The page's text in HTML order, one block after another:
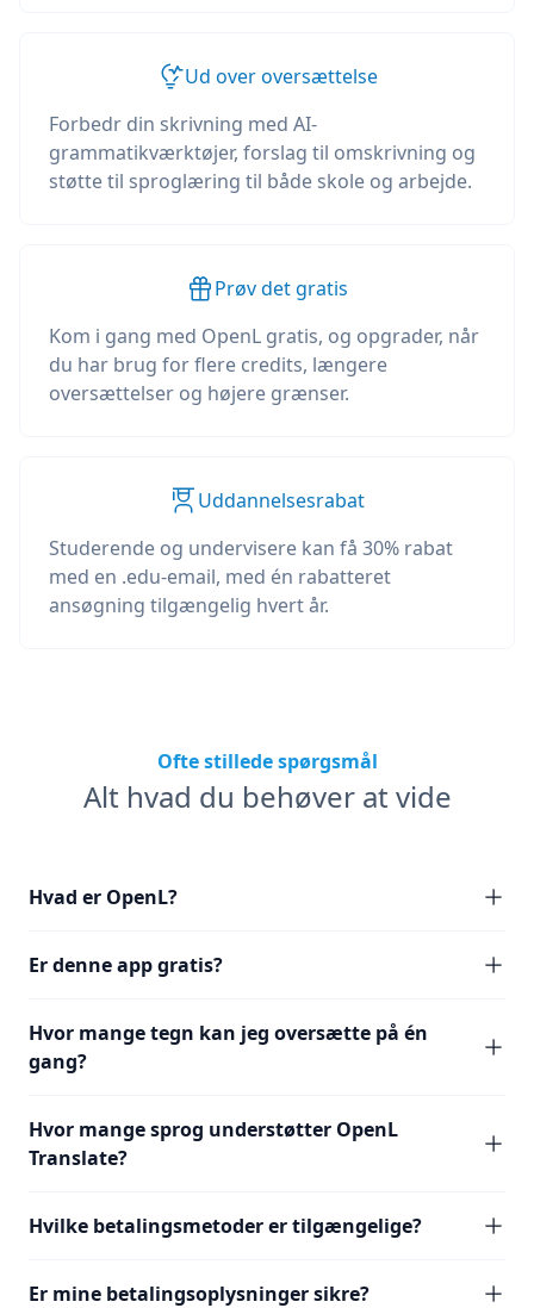
Ud over oversættelse
Forbedr din skrivning med AI-
grammatikværktøjer, forslag til omskrivning og
støtte til sproglæring til både skole og arbejde.
Prøv det gratis
Kom i gang med OpenL gratis, og opgrader, når
du har brug for flere credits, længere
oversættelser og højere grænser.
Uddannelsesrabat
Studerende og undervisere kan få 30% rabat
med en .edu-email, med én rabatteret
ansøgning tilgængelig hvert år.
Ofte stillede spørgsmål
Alt hvad du behøver at vide
Hvad er OpenL?
Er denne app gratis?
Hvor mange tegn kan jeg oversætte på én
gang?
Hvor mange sprog understøtter OpenL
Translate?
Hvilke betalingsmetoder er tilgængelige?
Er mine betalingsoplysninger sikre?